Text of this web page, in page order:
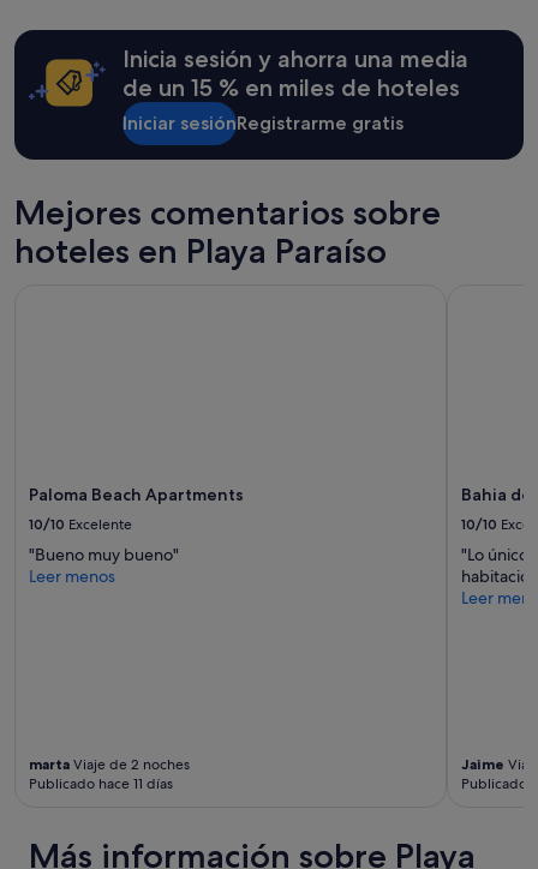
Inicia sesión y ahorra una media
de un 15 % en miles de hoteles
Iniciar sesiónRegistrarme gratis
Mejores comentarios sobre
hoteles en Playa Paraíso
Paloma Beach Apartments
10/10 Excelente
"Bueno muy bueno"
Leer menos
marta Viaje de 2 noches
Publicado hace 11 días
Bahia
10/10
"Lo único
Leer
Jaime
Publicado
Más información sobre Playa